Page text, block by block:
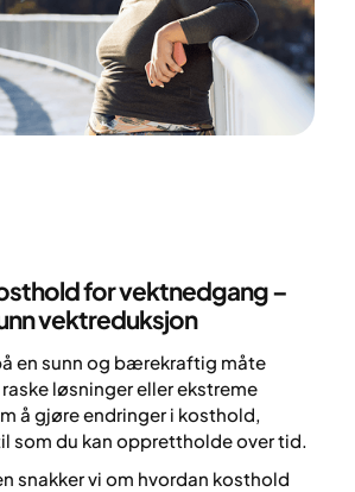
for vektnedgang –
vektreduksjon
en sunn og bærekraftig måte
løsninger eller ekstreme
å gjøre endringer i kosthold,
som du kan opprettholde over tid.
snakker vi om hvordan kosthold